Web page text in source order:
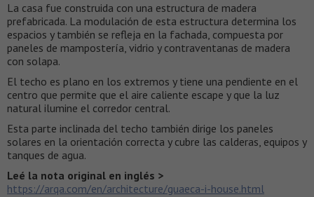
La casa fue construida con una estructura de madera
prefabricada. La modulación de esta estructura determina los
espacios y también se refleja en la fachada, compuesta por
paneles de mampostería, vidrio y contraventanas de madera
con solapa.
El techo es plano en los extremos y tiene una pendiente en el
centro que permite que el aire caliente escape y que la luz
natural ilumine el corredor central.
Esta parte inclinada del techo también dirige los paneles
solares en la orientación correcta y cubre las calderas, equipos y
tanques de agua.
Leé la nota original en inglés >
https://arqa.com/en/architecture/guaeca-i-house.html